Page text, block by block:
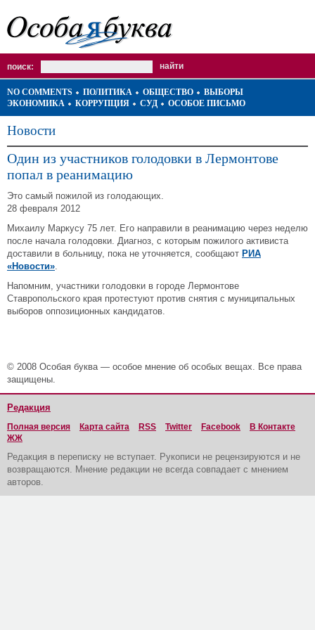
поиск:
NO COMMENTS ПОЛИТИКА ОБЩЕСТВО
ВЫБОРЫ
ЭКОНОМИКА
КОРРУПЦИЯ СУД ОСОБОЕ ПИСЬМО
Новости
Один из участников голодовки в Лермонтове
попал в реанимацию
Это самый пожилой из голодающих.
28 февраля 2012
Михаилу Маркусу 75 лет. Его направили в реанимацию через неделю
после начала голодовки. Диагноз, с которым пожилого активиста
доставили в больницу, пока не уточняется, сообщают РИА
«Новости».
Напомним, участники голодовки в городе Лермонтове
Ставропольского края протестуют против снятия с муниципальных
выборов оппозиционных кандидатов.
© 2008 Особая буква — особое мнение об особых вещах. Все права
защищены.
Редакция
Полная версия Карта сайта RSS Twitter Facebook
В Контакте
ЖЖ
Редакция в переписку не вступает. Рукописи не рецензируются и не
возвращаются. Мнение редакции не всегда совпадает с мнением
авторов.